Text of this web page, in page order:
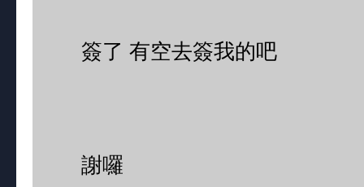
簽了 有空去簽我的吧
謝囉